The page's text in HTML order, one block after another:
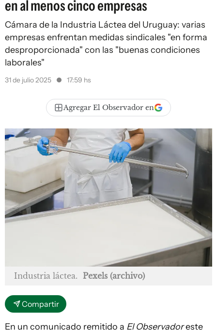
en al menos cinco empresas
Cámara de la Industria Láctea del Uruguay: varias
empresas enfrentan medidas sindicales "en forma
desproporcionada" con las "buenas condiciones
laborales"
31 de julio 2025 17:59 hs
Agregar El Observador en
Industria láctea. Pexels (archivo)
Compartir
En un comunicado remitido a El Observadoreste